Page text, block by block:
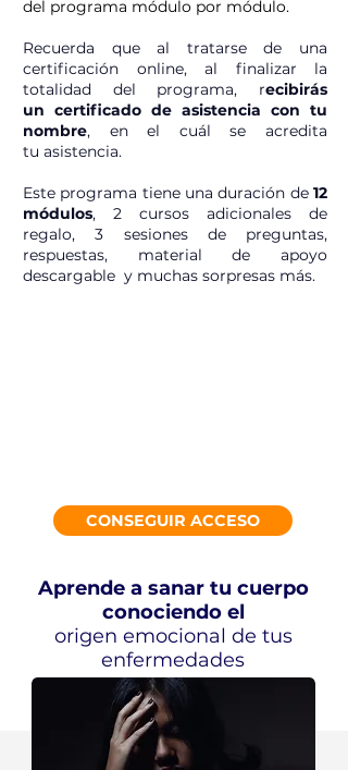
del programa módulo por módulo.
Recuerda que al tratarsede una
certificación online, al finalizar la
totalidad del programa, recibirás
un certificado de asistencia con tu
nombre, en el cuál se acredita
tu asistencia.
Este programa tiene una duración de 12
módulos, 2 cursos adicionales de
regalo, 3 sesiones de preguntas,
respuestas, material de apoyo
descargable y muchas sorpresas más.
CONSEGUIR ACCESO
Aprende a sanar tu cuerpo
conociendo el
origen emocional de tus
enfermedades